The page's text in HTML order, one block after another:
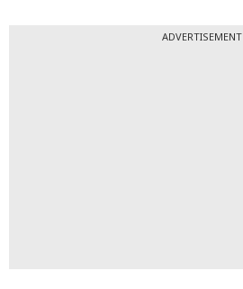
ADVERTISEMENT